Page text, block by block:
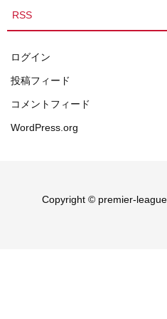
RSS
ログイン
投稿フィード
コメントフィード
WordPress.org
Copyright © premier-